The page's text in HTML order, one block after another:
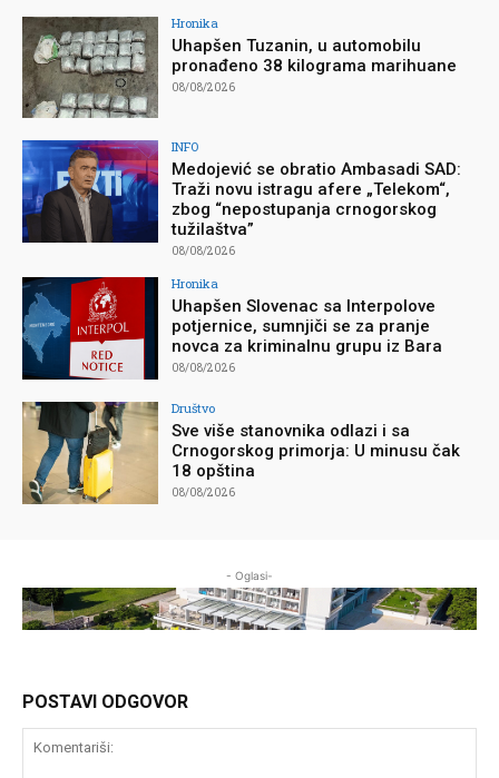
Hronika
Uhapšen Tuzanin, u automobilu
pronađeno 38 kilograma marihuane
08/08/2026
INFO
Medojević se obratio Ambasadi SAD:
Traži novu istragu afere „Telekom“,
zbog “nepostupanja crnogorskog
tužilaštva”
08/08/2026
Hronika
Uhapšen Slovenac sa Interpolove
potjernice, sumnjiči se za pranje
novca za kriminalnu grupu iz Bara
08/08/2026
Društvo
Sve više stanovnika odlazi i sa
Crnogorskog primorja: U minusu čak
18 opština
08/08/2026
- Oglasi-
POSTAVI ODGOVOR